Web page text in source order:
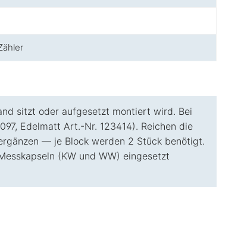
sitzt oder aufgesetzt montiert wird. Bei
Edelmatt Art.-Nr. 123414). Reichen die
— je Block werden 2 Stück benötigt.
(KW und WW) eingesetzt